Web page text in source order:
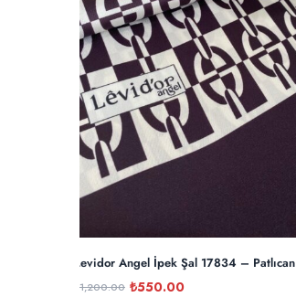
Levidor Angel İpek Şal 17834 – Patlıcan
1,200.00 ₺550.00